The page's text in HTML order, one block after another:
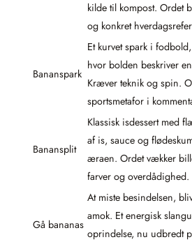
kilde til kompost. Ordet
og konkret
Bananspark
Et kurvet spark i
hvor bolden beskriver
Kræver teknik og spin.
sportsmetafor i
Banansplit
Klassisk isdessert med
af is, sauce og
æraen. Ordet vækker
farver og overdådighed.
Gå bananas
At miste besindelsen,
amok. Et energisk
oprindelse, nu udbredt